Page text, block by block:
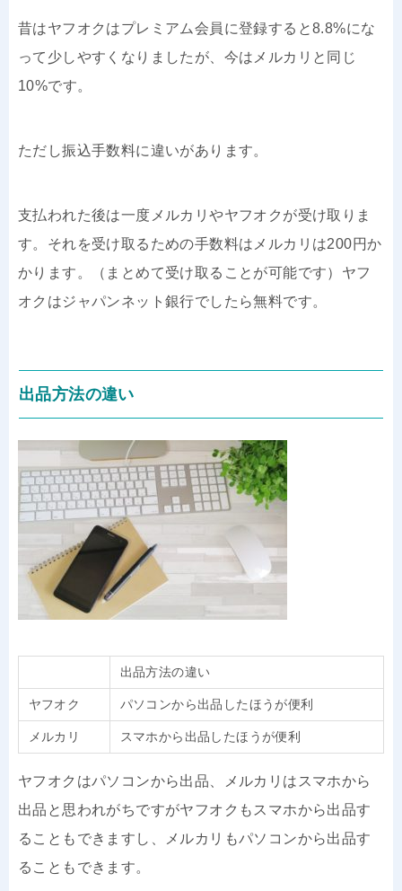
昔はヤフオクはプレミアム会員に登録すると8.8%にな
って少しやすくなりましたが、今はメルカリと同じ
10%です。
ただし振込手数料に違いがあります。
支払われた後は一度メルカリやヤフオクが受け取りま
す。それを受け取るための手数料はメルカリは200円か
かります。（まとめて受け取ることが可能です）ヤフ
オクはジャパンネット銀行でしたら無料です。
出品方法の違い
出品方法の違い
ヤフオク パソコンから出品したほうが便利
メルカリ スマホから出品したほうが便利
ヤフオクはパソコンから出品、メルカリはスマホから
出品と思われがちですがヤフオクもスマホから出品す
ることもできますし、メルカリもパソコンから出品す
ることもできます。